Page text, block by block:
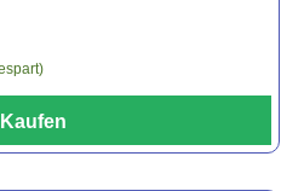
Kaufen